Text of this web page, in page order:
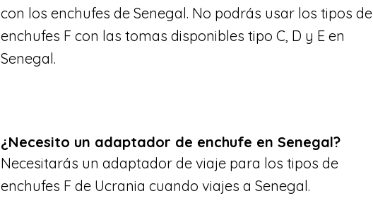
con los enchufes de Senegal. No podrás usar los tipos de
enchufes F con las tomas disponibles tipo C, D y E en
Senegal.
¿Necesito un adaptador de enchufe en Senegal?
Necesitarás un adaptador de viaje para los tipos de
enchufes F de Ucrania cuando viajes a Senegal.